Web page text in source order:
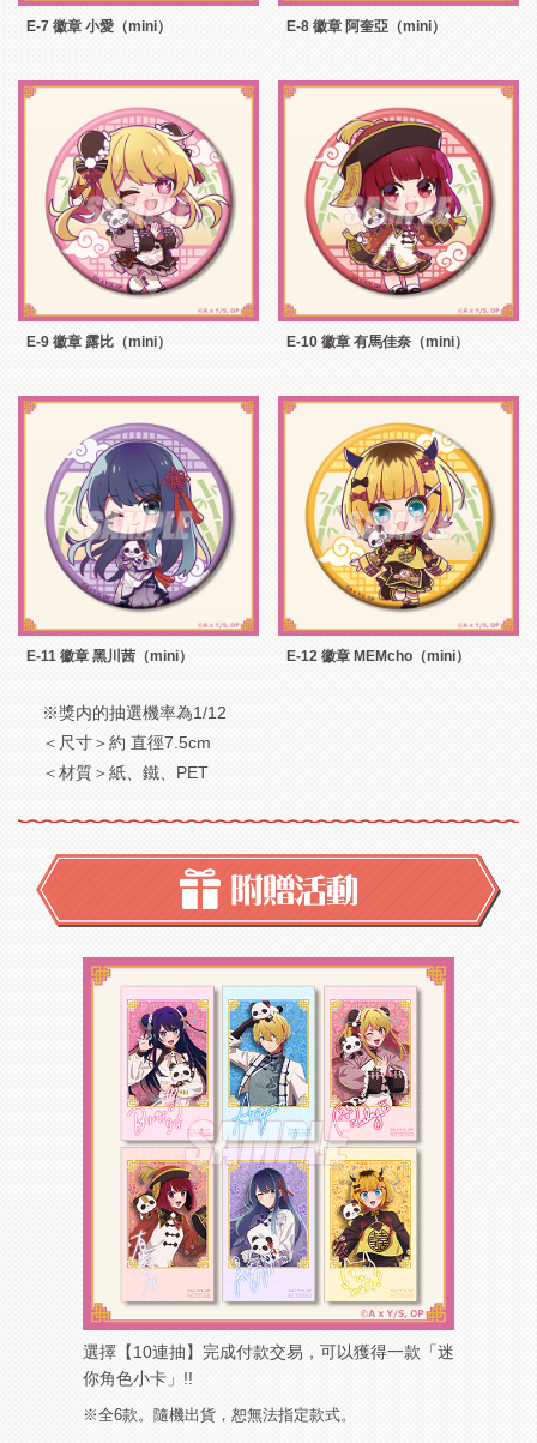
E-7 徽章 小愛（mini） E-8 徽章 阿奎亞（mini）
E-9 徽章 露比（mini） E-10 徽章 有馬佳奈（mini）
E-11 徽章 黑川茜（mini） E-12 徽章 MEMcho（mini）
※獎内的抽選機率為1/12
＜尺寸＞約 直徑7.5cm
＜材質＞紙、鐵、PET
選擇【10連抽】完成付款交易，可以獲得一款「迷
你角色小卡」!!
※全6款。隨機出貨，恕無法指定款式。